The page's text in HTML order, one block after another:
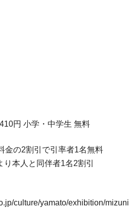
円 小学・中学生 無料
金の2割引で引率者1名無料
本人と同伴者1名2割引
culture/yamato/exhibition/